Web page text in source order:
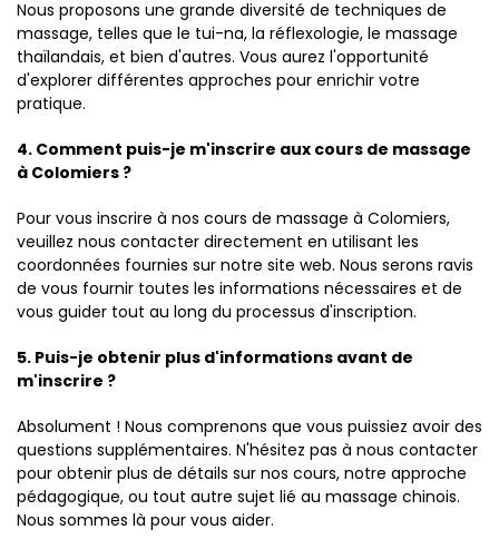
Nous proposons une grande diversité de techniques de
massage, telles que le tui-na, la réflexologie, le massage
thaïlandais, et bien d'autres. Vous aurez l'opportunité
d'explorer différentes approches pour enrichir votre
pratique.
4. Comment puis-je m'inscrire aux cours de massage
à Colomiers ?
Pour vous inscrire à nos cours de massage à Colomiers,
veuillez nous contacter directement en utilisant les
coordonnées fournies sur notre site web. Nous serons ravis
de vous fournir toutes les informations nécessaires et de
vous guider tout au long du processus d'inscription.
5. Puis-je obtenir plus d'informations avant de
m'inscrire ?
Absolument ! Nous comprenons que vous puissiez avoir des
questions supplémentaires. N'hésitez pas à nous contacter
pour obtenir plus de détails sur nos cours, notre approche
pédagogique, ou tout autre sujet lié au massage chinois.
Nous sommes là pour vous aider.